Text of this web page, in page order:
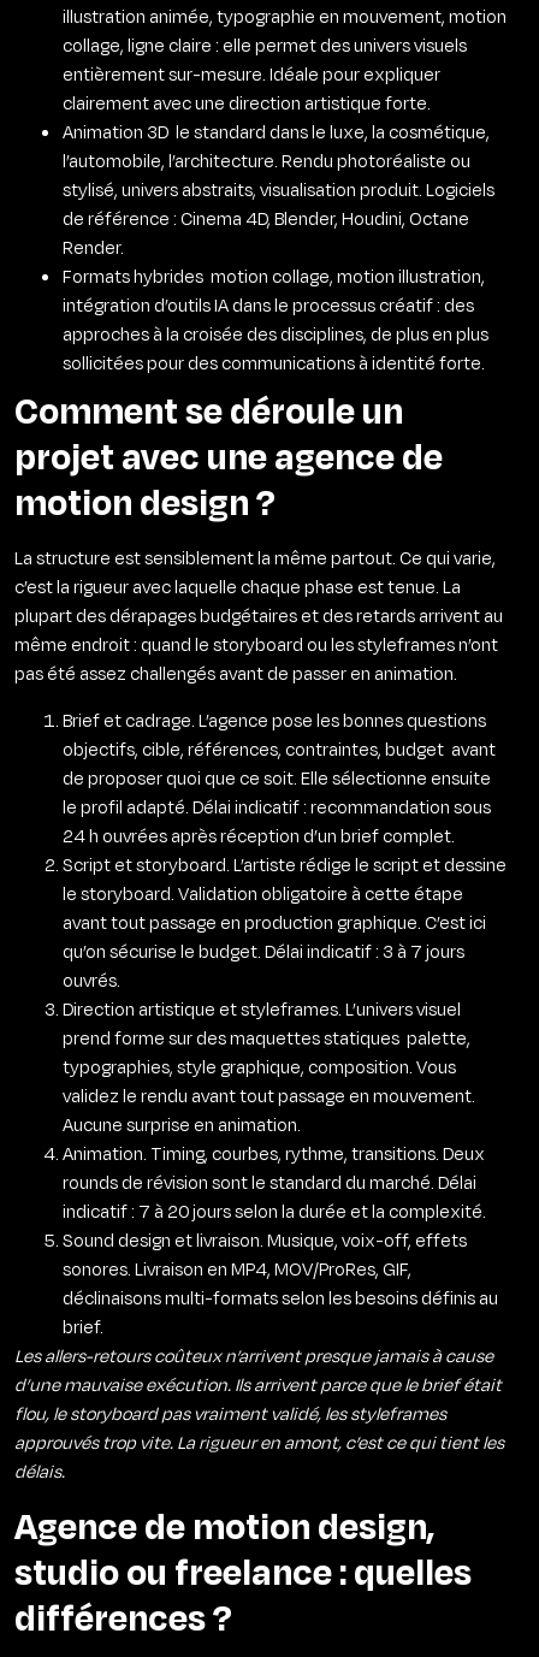
illustration animée, typographie en mouvement, motion
collage, ligne claire : elle permet des univers visuels
entièrement sur-mesure. Idéale pour expliquer
clairement avec une direction artistique forte.
Animation 3D le standard dans le luxe, la cosmétique,
l’automobile, l’architecture. Rendu photoréaliste ou
stylisé, univers abstraits, visualisation produit. Logiciels
de référence : Cinema 4D, Blender, Houdini, Octane
Render.
Formats hybrides motion collage, motion illustration,
intégration d’outils IA dans le processus créatif : des
approches à la croisée des disciplines, de plus en plus
sollicitées pour des communications à identité forte.
Comment se déroule un
projet avec une agence de
motion design ?
La structure est sensiblement la même partout. Ce qui varie,
c’est la rigueur avec laquelle chaque phase est tenue. La
plupart des dérapages budgétaires et des retards arrivent au
même endroit : quand le storyboard ou les styleframes n’ont
pas été assez challengés avant de passer en animation.
Brief et cadrage. L’agence pose les bonnes questions
objectifs, cible, références, contraintes, budget avant
de proposer quoi que ce soit. Elle sélectionne ensuite
le profil adapté. Délai indicatif : recommandation sous
24 h ouvrées après réception d’un brief complet.
Script et storyboard. L’artiste rédige le script et dessine
le storyboard. Validation obligatoire à cette étape
avant tout passage en production graphique. C’est ici
qu’on sécurise le budget. Délai indicatif : 3 à 7 jours
ouvrés.
Direction artistique et styleframes. L’univers visuel
prend forme sur des maquettes statiques palette,
typographies, style graphique, composition. Vous
validez le rendu avant tout passage en mouvement.
Aucune surprise en animation.
Animation. Timing, courbes, rythme, transitions. Deux
rounds de révision sont le standard du marché. Délai
indicatif : 7 à 20 jours selon la durée et la complexité.
Sound design et livraison. Musique, voix-off, effets
sonores. Livraison en MP4, MOV/ProRes, GIF,
déclinaisons multi-formats selon les besoins définis au
brief.
Les allers-retours coûteux n’arrivent presque jamais à cause
d’une mauvaise exécution. Ils arrivent parce que le brief était
flou, le storyboard pas vraiment validé, les styleframes
approuvés trop vite. La rigueur en amont, c’est ce qui tient les
délais.
Agence de motion design,
studio ou freelance : quelles
différences ?